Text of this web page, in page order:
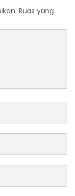
Ruas yang